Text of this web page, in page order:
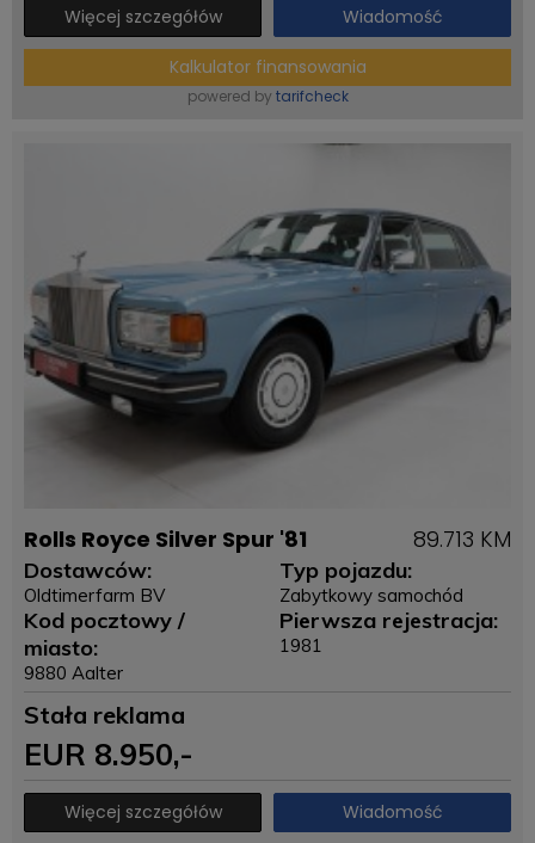
Więcej szczegółów Wiadomość
Kalkulator finansowania
powered by tarifcheck
Rolls Royce Silver Spur '81 89.713 KM
Dostawców:
Oldtimerfarm BV
Kod pocztowy /
miasto:
9880 Aalter
Typ pojazdu:
Zabytkowy samochód
Pierwsza rejestracja:
1981
Stała reklama
EUR 8.950,-
Więcej szczegółów Wiadomość